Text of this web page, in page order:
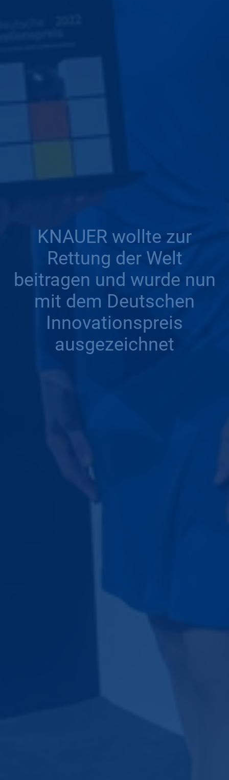
KNAUER wollte zur
Rettung der Welt
beitragen und wurde nun
mit dem Deutschen
Innovationspreis
ausgezeichnet